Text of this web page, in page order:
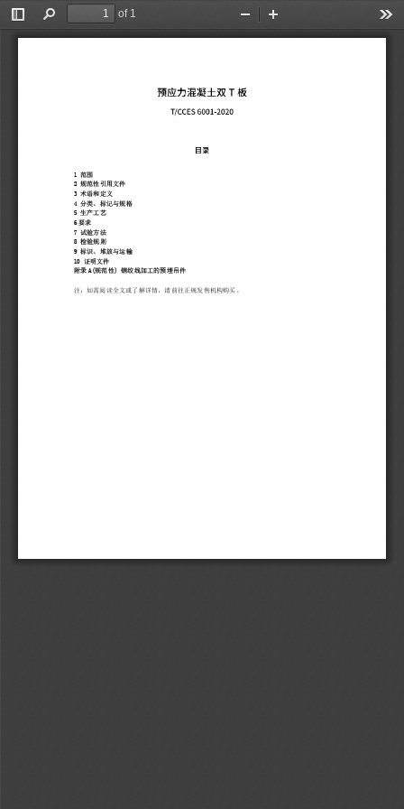
Toggle
Sidebar
Find
of 1
Zoom
Out
In
1 范围
2 规范性引用文件
3 术语和定义
4 分类、标记与规格
5 生产工艺
6要求
7 试验方法
8 检验规则
9 标识、堆放与运输
10 证明文件
附录 A(规范性) 钢绞线加工的预埋吊件
注： 如需阅读全文或了解详情，请前往正规发售机构购买。